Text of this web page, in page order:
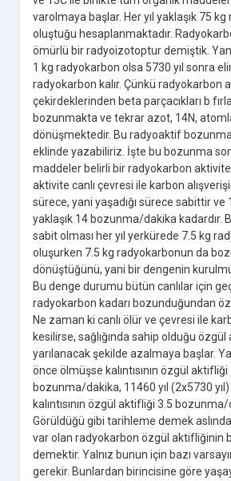
varolmaya başlar. Her yıl yaklaşık 75
oluştuğu hesaplanmaktadır.
ömürlü bir radyoizotoptur demiştik.
1 kg radyokarbon olsa 5730 yıl sonra
radyokarbon kalır. Çünkü radyokarbon
çekirdeklerinden beta parçacıkları b
bozunmakta ve tekrar azot, 14N,
dönüşmektedir. Bu radyoaktif
eklinde yazabiliriz. İşte bu bozunma
maddeler belirli bir radyokarbon
aktivite canlı çevresi ile karbon
sürece, yani yaşadığı sürece sabittir
yaklaşık 14 bozunma/dakika kadardır.
sabit olması her yıl yerkürede 7.5 kg
oluşurken 7.5 kg radyokarbonun da
dönüştüğünü, yani bir dengenin
Bu denge durumu bütün canlılar için
radyokarbon kadarı bozunduğundan
Ne zaman ki canlı ölür ve çevresi ile
kesilirse, sağlığında sahip olduğu özgül
yarılanacak şekilde azalmaya başlar.
önce ölmüşse kalıntısının özgül aktifliği
bozunma/dakika, 11460 yıl (2x5730
kalıntısının özgül aktifliği 3.5
Görüldüğü gibi tarihleme demek aslında
var olan radyokarbon özgül aktifliğinin
demektir. Yalnız bunun için bazı
gerekir. Bunlardan birincisine göre